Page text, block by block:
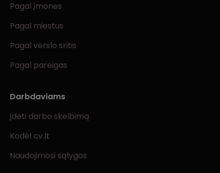
Pagal įmones
Pagal miestus
Pagal verslo sritis
Pagal pareigas
Darbdaviams
Įdėti darbo skelbimą
Kodėl cv.lt
Naudojimosi sąlygos